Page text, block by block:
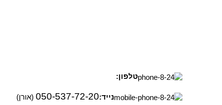
טלפון:
נייד:050-537-72-20 (אורן)